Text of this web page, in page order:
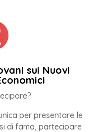
sui Nuovi
per presentare le
di fama, partecipare